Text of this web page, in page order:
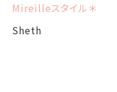
Mireilleスタイル＊
Sheth